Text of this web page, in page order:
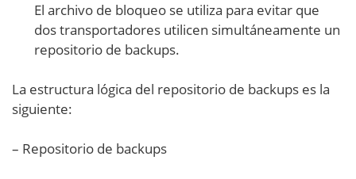
El archivo de bloqueo se utiliza para evitar que
dos transportadores utilicen simultáneamente un
repositorio de backups.
La estructura lógica del repositorio de backups es la
siguiente:
– Repositorio de backups